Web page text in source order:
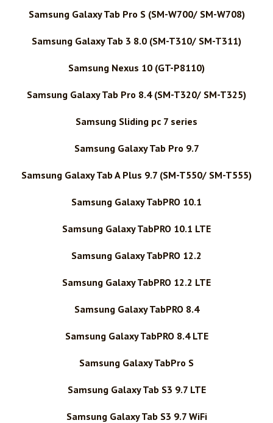
Samsung Galaxy Tab Pro S (SM-W700/ SM-W708)
Samsung Galaxy Tab 3 8.0 (SM-T310/ SM-T311)
Samsung Nexus 10 (GT-P8110)
Samsung Galaxy Tab Pro 8.4 (SM-T320/ SM-T325)
Samsung Sliding pc 7 series
Samsung Galaxy Tab Pro 9.7
Samsung Galaxy Tab A Plus 9.7 (SM-T550/ SM-T555)
Samsung Galaxy TabPRO 10.1
Samsung Galaxy TabPRO 10.1 LTE
Samsung Galaxy TabPRO 12.2
Samsung Galaxy TabPRO 12.2 LTE
Samsung Galaxy TabPRO 8.4
Samsung Galaxy TabPRO 8.4 LTE
Samsung Galaxy TabPro S
Samsung Galaxy Tab S3 9.7 LTE
Samsung Galaxy Tab S3 9.7 WiFi